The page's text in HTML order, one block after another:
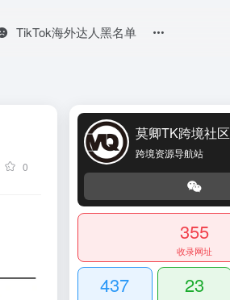
TikTok海外达人黑名单
0
莫卿TK跨境社区
跨境资源导航站
355
收录网址
437 23